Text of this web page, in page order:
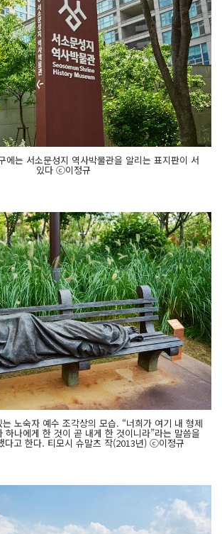
에는 서소문성지 역사박물관을 알리는 표지판이 서
있다 ⓒ이정규
노숙자 예수 조각상의 모습. “너희가 여기 내 형제
하나에게 한 것이 곧 내게 한 것이니라”라는 말씀을
다고 한다. 티모시 슈말츠 작(2013년) ⓒ이정규